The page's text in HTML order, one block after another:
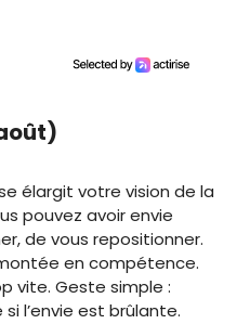
élargit votre vision de la
pouvez avoir envie
de vous repositionner.
en compétence.
vite. Geste simple :
l’envie est brûlante.